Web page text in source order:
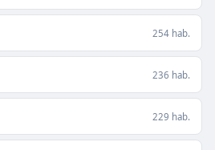
254 hab.
236 hab.
229 hab.